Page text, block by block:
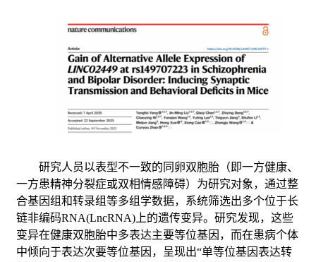
研究人员以表型不一致的同卵双胞胎（即一方健康、
一方患精神分裂症或双相情感障碍）为研究对象，通过整
合基因组和转录组等多组学数据，系统筛选出多个位于长
链非编码RNA(LncRNA)上的遗传变异。研究发现，这些
变异在健康双胞胎中多表达主要等位基因，而在患病个体
中倾向于表达次要等位基因，呈现出“单等位基因表达转